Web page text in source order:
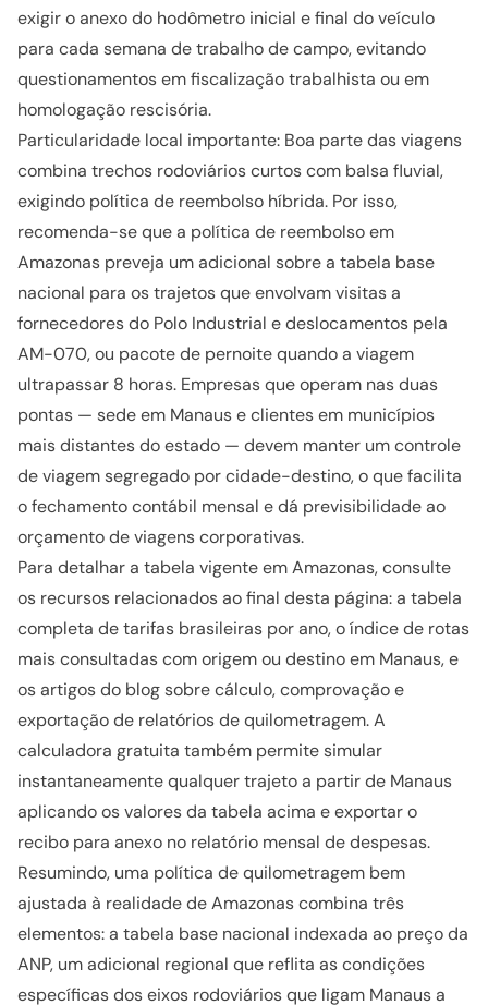
exigir o anexo do hodômetro inicial e final do veículo
para cada semana de trabalho de campo, evitando
questionamentos em fiscalização trabalhista ou em
homologação rescisória.
Particularidade local importante: Boa parte das viagens
combina trechos rodoviários curtos com balsa fluvial,
exigindo política de reembolso híbrida. Por isso,
recomenda-se que a política de reembolso em
Amazonas preveja um adicional sobre a tabela base
nacional para os trajetos que envolvam visitas a
fornecedores do Polo Industrial e deslocamentos pela
AM-070, ou pacote de pernoite quando a viagem
ultrapassar 8 horas. Empresas que operam nas duas
pontas — sede em Manaus e clientes em municípios
mais distantes do estado — devem manter um controle
de viagem segregado por cidade-destino, o que facilita
o fechamento contábil mensal e dá previsibilidade ao
orçamento de viagens corporativas.
Para detalhar a tabela vigente em Amazonas, consulte
os recursos relacionados ao final desta página: a tabela
completa de tarifas brasileiras por ano, o índice de rotas
mais consultadas com origem ou destino em Manaus, e
os artigos do blog sobre cálculo, comprovação e
exportação de relatórios de quilometragem. A
calculadora gratuita também permite simular
instantaneamente qualquer trajeto a partir de Manaus
aplicando os valores da tabela acima e exportar o
recibo para anexo no relatório mensal de despesas.
Resumindo, uma política de quilometragem bem
ajustada à realidade de Amazonas combina três
elementos: a tabela base nacional indexada ao preço da
ANP, um adicional regional que reflita as condições
específicas dos eixos rodoviários que ligam Manaus a